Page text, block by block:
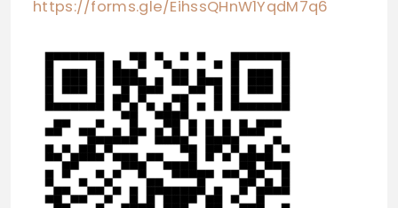
https://forms.gle/EihssQHnW1YqdM7q6